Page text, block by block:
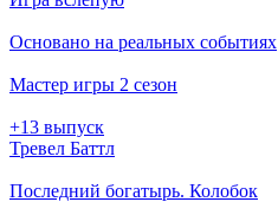
Основано на реальных событиях
Мастер игры 2 сезон
+13 выпуск
Тревел Баттл
Последний богатырь. Колобок